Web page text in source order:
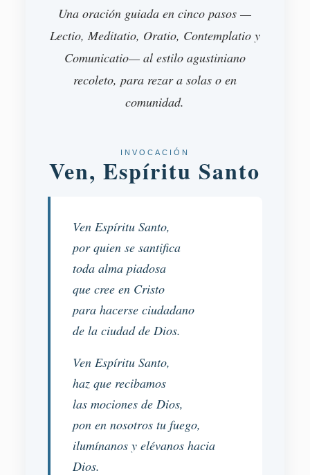
Una oración guiada en cinco pasos —
Lectio, Meditatio, Oratio, Contemplatio y
Comunicatio— al estilo agustiniano
recoleto, para rezar a solas o en
comunidad.
INVOCACIÓN
Ven, Espíritu Santo
Ven Espíritu Santo,
por quien se santifica
toda alma piadosa
que cree en Cristo
para hacerse ciudadano
de la ciudad de Dios.
Ven Espíritu Santo,
haz que recibamos
las mociones de Dios,
pon en nosotros tu fuego,
ilumínanos y elévanos hacia
Dios.